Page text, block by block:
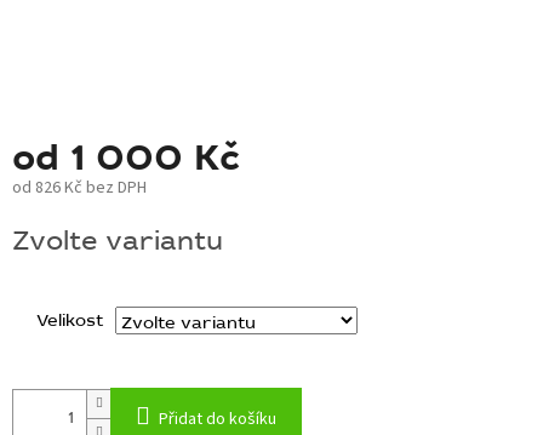
od 1 000 Kč
od 826 Kč bez DPH
cena:
Zvolte variantu
Velikost
Přidat do košíku